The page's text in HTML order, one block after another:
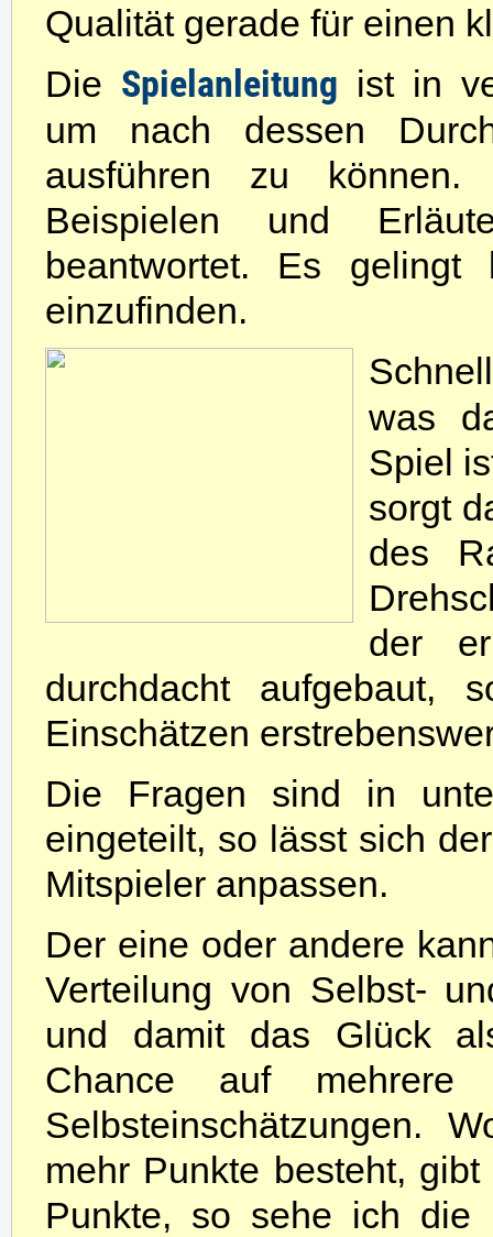
Qualität gerade für einen
Die Spielanleitung ist in
um nach dessen
ausführen zu können.
Beispielen und
beantwortet. Es gelingt
einzufinden.
was
Spiel
sorgt
des
der
durchdacht aufgebaut,
Einschätzen
Die Fragen sind in
eingeteilt, so lässt sich
Mitspieler anpassen.
Der eine oder andere
Verteilung von Selbst-
und damit das Glück
Chance auf
Selbsteinschätzungen.
mehr Punkte besteht,
Punkte, so sehe ich die